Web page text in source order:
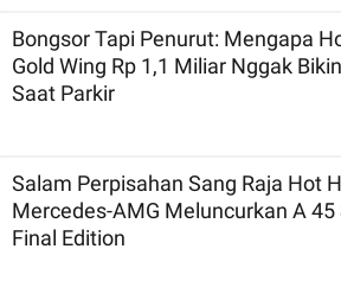
Bongsor Tapi Penurut: Mengapa
Gold Wing Rp 1,1 Miliar Nggak
Saat Parkir
Salam Perpisahan Sang Raja Hot
Mercedes-AMG Meluncurkan A 45
Final Edition